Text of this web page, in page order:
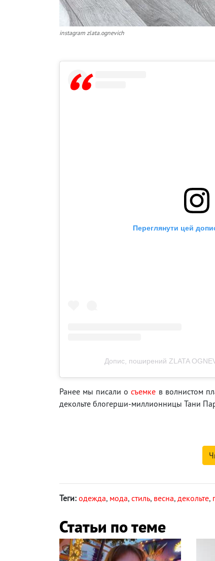
instagram zlata.ognevich
Переглянути цей
Допис, поширений ZLATA
Ранее мы писали осъемке в волнистом
декольте блогерши-миллионницы Тани
Теги: одежда, мода, стиль, весна, декольте,
Статьи по теме